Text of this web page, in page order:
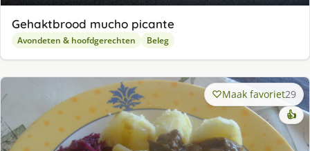
Gehaktbrood mucho picante
Avondeten & hoofdgerechten Beleg
Maak favoriet29
👍